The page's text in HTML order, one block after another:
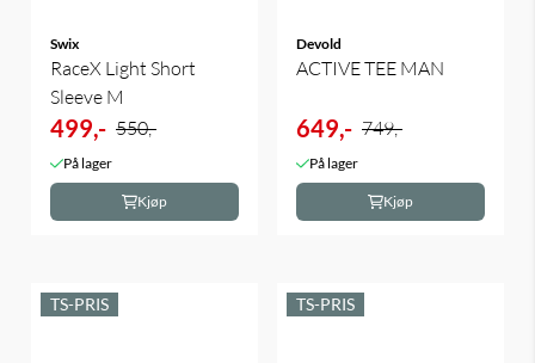
Swix
RaceX Light Short
Sleeve M
499,- 550,-
På lager
Kjøp
Devold
ACTIVE TEE MAN
649,- 749,-
På lager
Kjøp